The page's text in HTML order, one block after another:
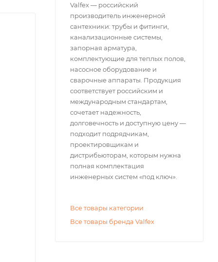
Valfex — российский
производитель инженерной
сантехники: трубы и фитинги,
канализационные системы,
запорная арматура,
комплектующие для теплых полов,
насосное оборудование и
сварочные аппараты. Продукция
соответствует российским и
международным стандартам,
сочетает надежность,
долговечность и доступную цену —
подходит подрядчикам,
проектировщикам и
дистрибьюторам, которым нужна
полная комплектация
инженерных систем «под ключ».
Все товары категории
Все товары бренда Valfex